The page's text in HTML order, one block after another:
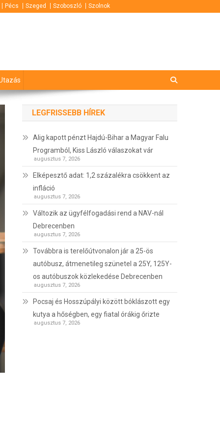
Pécs Szeged Szoboszló Szolnok
LEGFRISSEBB HÍREK
Alig kapott pénzt Hajdú-Bihar a Magyar Falu
Programból, Kiss László válaszokat vár
augusztus 7, 2026
Elképesztő adat: 1,2 százalékra csökkent az
infláció
augusztus 7, 2026
Változik az ügyfélfogadási rend a NAV-nál
Debrecenben
augusztus 7, 2026
Továbbra is terelőútvonalon jár a 25-ös
autóbusz, átmenetileg szünetel a 25Y, 125Y-
os autóbuszok közlekedése Debrecenben
augusztus 7, 2026
Pocsaj és Hosszúpályi között bóklászott egy
kutya a hőségben, egy fiatal órákig őrizte
augusztus 7, 2026